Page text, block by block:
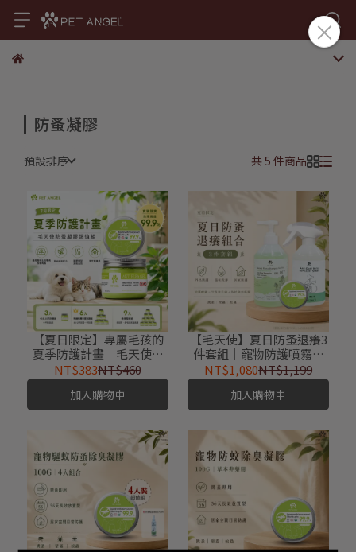
防蚤凝膠
預設排序 共 5 件商品
【夏日限定】專屬毛孩的
夏季防護計畫｜毛天使寵
物防蚊凝膠超值組 🐾 6入
熱銷推薦｜平均只要$200/
罐（守護24坪空間）
NT$383NT$460
加入購物車
【毛天使】夏日防蚤退癢3
件套組｜寵物防護噴霧・
防蚊凝膠・艾草洗毛精
NT$1,080NT$1,199
加入購物車